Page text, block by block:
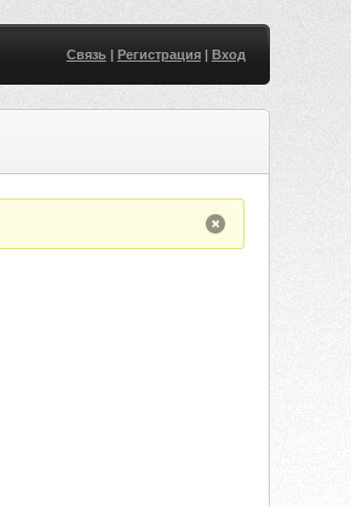
Связь| Регистрация| Вход